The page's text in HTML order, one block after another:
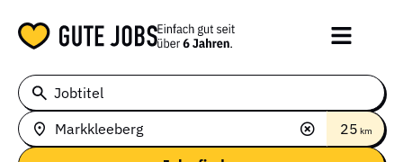
Jobtitel
25 km